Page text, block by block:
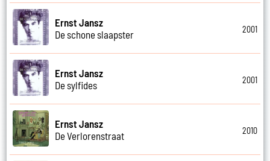
Ernst Jansz
De schone slaapster
2001
Ernst Jansz
De sylfides
2001
Ernst Jansz
De Verlorenstraat
2010